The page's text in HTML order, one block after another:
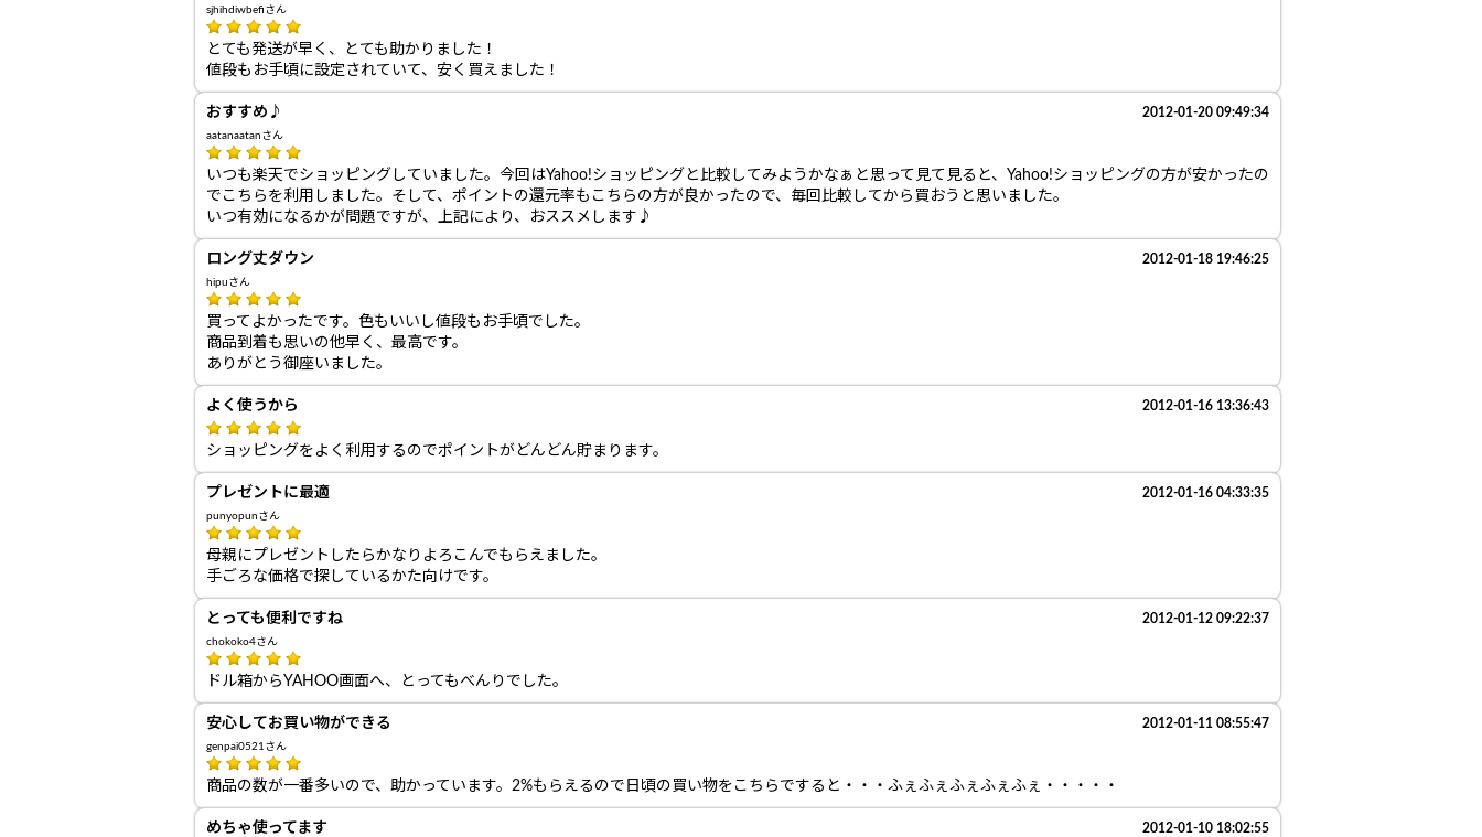
sjhihdiwbefiさん
とても発送が早く、とても助かりました！
値段もお手頃に設定されていて、安く買えました！
おすすめ♪ 2012-01-20 09:49:34
aatanaatanさん
いつも楽天でショッピングしていました。今回はYahoo!ショッピングと比較してみようかなぁと思って見て見ると、Yahoo!ショッピングの方が安かったの
でこちらを利用しました。そして、ポイントの還元率もこちらの方が良かったので、毎回比較してから買おうと思いました。
いつ有効になるかが問題ですが、上記により、おススメします♪
ロング丈ダウン 2012-01-18 19:46:25
hipuさん
買ってよかったです。色もいいし値段もお手頃でした。
商品到着も思いの他早く、最高です。
ありがとう御座いました。
よく使うから 2012-01-16 13:36:43
ショッピングをよく利用するのでポイントがどんどん貯まります。
プレゼントに最適 2012-01-16 04:33:35
punyopunさん
母親にプレゼントしたらかなりよろこんでもらえました。
手ごろな価格で探しているかた向けです。
とっても便利ですね 2012-01-12 09:22:37
chokoko4さん
ドル箱からYAHOO画面へ、とってもべんりでした。
安心してお買い物ができる 2012-01-11 08:55:47
genpai0521さん
商品の数が一番多いので、助かっています。2%もらえるので日頃の買い物をこちらですると・・・ふぇふぇふぇふぇふぇ・・・・・
めちゃ使ってます 2012-01-10 18:02:55